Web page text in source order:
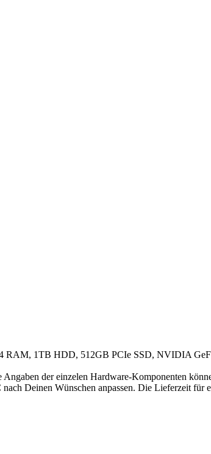
RAM, 1TB HDD, 512GB PCIe SSD, NVIDIA
der einzelen Hardware-Komponenten
Deinen Wünschen anpassen. Die Lieferzeit für